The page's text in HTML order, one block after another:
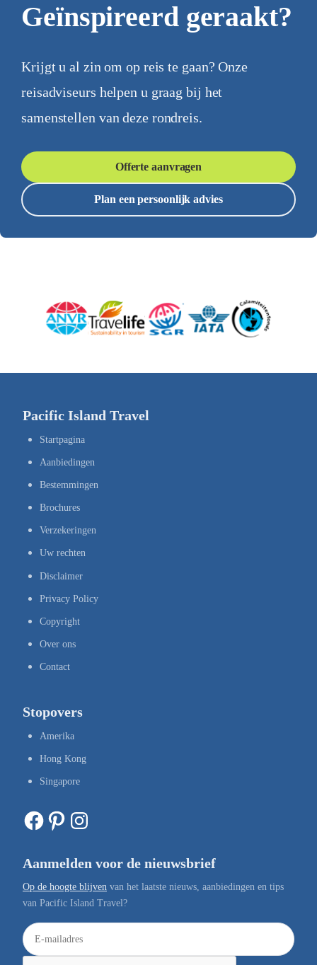
Geïnspireerd geraakt?
Krijgt u al zin om op reis te gaan? Onze
reisadviseurs helpen u graag bij het
samenstellen van deze rondreis.
Offerte aanvragen
Plan een persoonlijk advies
Pacific Island Travel
Startpagina
Aanbiedingen
Bestemmingen
Brochures
Verzekeringen
Uw rechten
Disclaimer
Privacy Policy
Copyright
Over ons
Contact
Stopovers
Amerika
Hong Kong
Singapore
Facebook Pinterest Instagram
Aanmelden voor de nieuwsbrief
Op de hoogte blijven van het laatste nieuws, aanbiedingen en tips
van Pacific Island Travel?
E
-